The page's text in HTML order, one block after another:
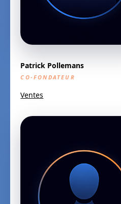
Patrick Pollemans
CO-FONDATEUR
Ventes